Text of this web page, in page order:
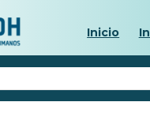
Inicio